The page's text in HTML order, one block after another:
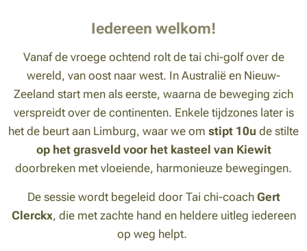
Iedereen welkom!
Vanaf de vroege ochtend rolt de tai chi-golf over de
wereld, van oost naar west. In Australië en Nieuw-
Zeeland start men als eerste, waarna de beweging zich
verspreidt over de continenten. Enkele tijdzones later is
het de beurt aan Limburg, waar we om stipt 10u de stilte
op het grasveld voor het kasteel van Kiewit
doorbreken met vloeiende, harmonieuze bewegingen.
De sessie wordt begeleid door Tai chi-coach Gert
Clerckx, die met zachte hand en heldere uitleg iedereen
op weg helpt.